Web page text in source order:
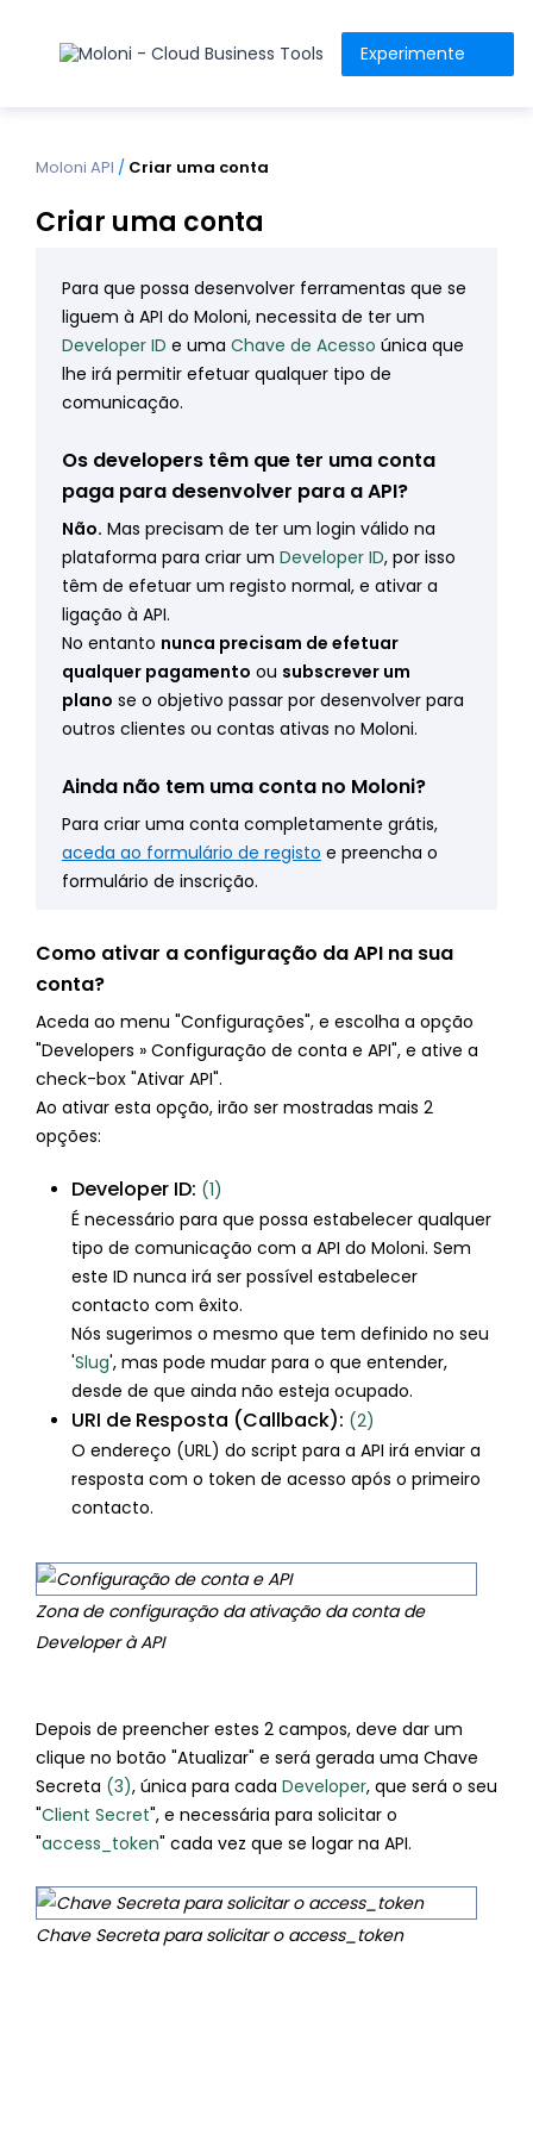
Experimente
Moloni API / Criar uma conta
Criar uma conta
Para que possa desenvolver ferramentas que se
liguem à API do Moloni, necessita de ter um
Developer ID e uma Chave de Acesso única que
lhe irá permitir efetuar qualquer tipo de
comunicação.
Os developers têm que ter uma conta
paga para desenvolver para a API?
Não. Mas precisam de ter um login válido na
plataforma para criar um Developer ID, por isso
têm de efetuar um registo normal, e ativar a
ligação à API.
No entanto nunca precisam de efetuar
qualquer pagamento ou subscrever um
plano se o objetivo passar por desenvolver para
outros clientes ou contas ativas no Moloni.
Ainda não tem uma conta no Moloni?
Para criar uma conta completamente grátis,
aceda ao formulário de registo e preencha o
formulário de inscrição.
Como ativar a configuração da API na sua
conta?
Aceda ao menu "Configurações", e escolha a opção
"Developers » Configuração de conta e API", e ative a
check-box "Ativar API".
Ao ativar esta opção, irão ser mostradas mais 2
opções:
Developer ID: (1)
É necessário para que possa estabelecer qualquer
tipo de comunicação com a API do Moloni. Sem
este ID nunca irá ser possível estabelecer
contacto com êxito.
Nós sugerimos o mesmo que tem definido no seu
'Slug', mas pode mudar para o que entender,
desde de que ainda não esteja ocupado.
URI de Resposta (Callback): (2)
O endereço (URL) do script para a API irá enviar a
resposta com o token de acesso após o primeiro
contacto.
Zona de configuração da ativação da conta de
Developer à API
Depois de preencher estes 2 campos, deve dar um
clique no botão "Atualizar" e será gerada uma Chave
Secreta (3), única para cada Developer, que será o seu
"Client Secret", e necessária para solicitar o
"access_token" cada vez que se logar na API.
Chave Secreta para solicitar o access_token